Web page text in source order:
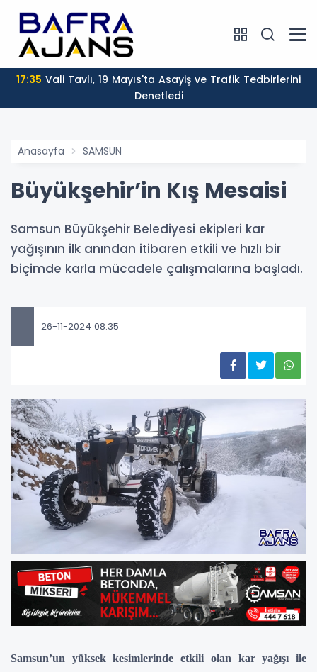
17:35
Denetledi
Anasayfa SAMSUN
Büyükşehir’in Kış Mesaisi
Samsun Büyükşehir Belediyesi ekipleri kar
yağışının ilk anından itibaren etkili ve hızlı bir
biçimde karla mücadele çalışmalarına başladı.
26-11-2024 08:35
Samsun’un yüksek kesimlerinde etkili olan kar yağışı ile